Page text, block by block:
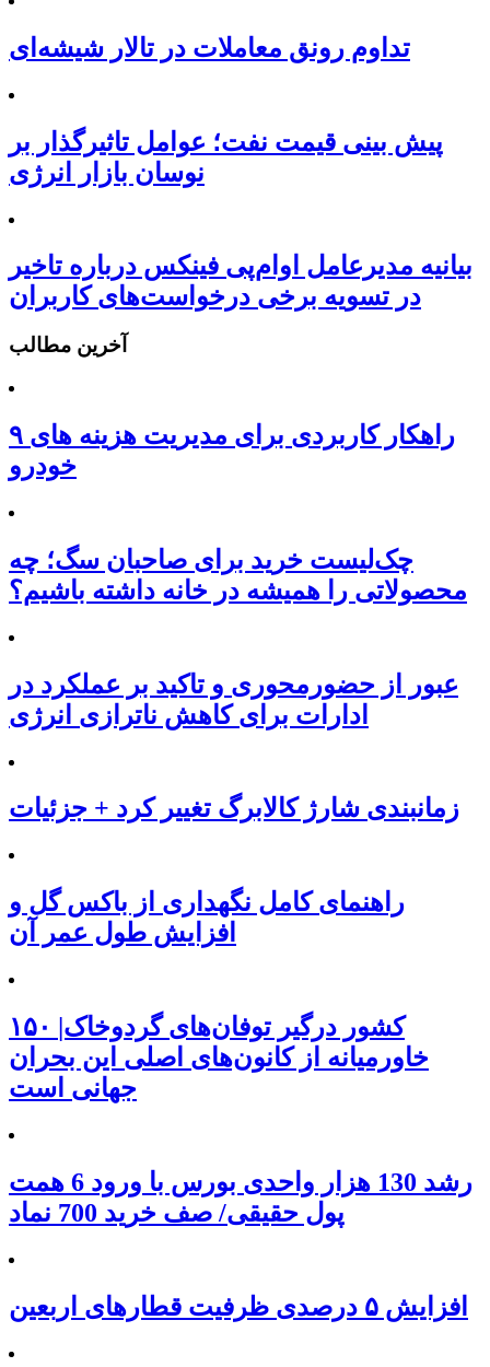
تداوم رونق معاملات در تالار شیشه‌ای
پیش بینی قیمت نفت؛ عوامل تاثیرگذار بر
نوسان بازار انرژی
بیانیه مدیرعامل او‌ام‌پی فینکس درباره تاخیر
در تسویه برخی درخواست‌های کاربران
آخرین مطالب
۹ راهکار کاربردی برای مدیریت هزینه های
خودرو
چک‌لیست خرید برای صاحبان سگ؛ چه
محصولاتی را همیشه در خانه داشته باشیم؟
عبور از حضورمحوری و تاکید بر عملکرد در
ادارات برای کاهش ناترازی انرژی
زمانبندی شارژ کالابرگ تغییر کرد + جزئیات
راهنمای کامل نگهداری از باکس گل و
افزایش طول عمر آن
۱۵۰ کشور درگیر توفان‌های گردوخاک|
خاورمیانه از کانون‌های اصلی این بحران
جهانی است
رشد 130 هزار واحدی بورس با ورود 6 همت
پول حقیقی/ صف خرید 700 نماد
افزایش ۵ درصدی ظرفیت قطارهای اربعین